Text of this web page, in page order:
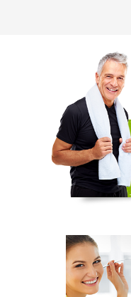
Az
örömteli